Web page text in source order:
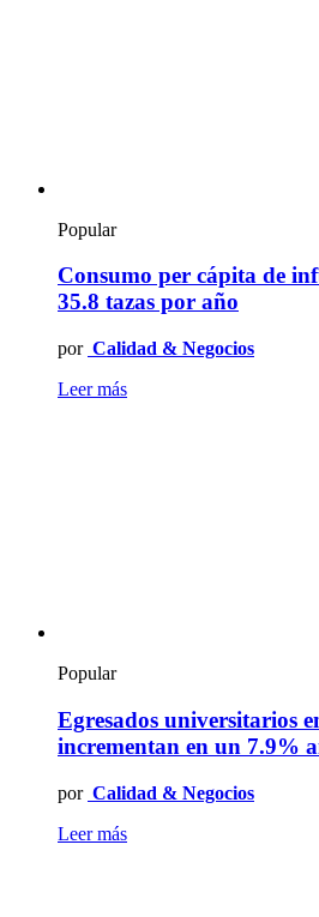
Popular
Consumo per cápita de
35.8 tazas por año
por Calidad & Negocios
Leer más
Popular
Egresados universitarios
incrementan en un 7.9%
por Calidad & Negocios
Leer más